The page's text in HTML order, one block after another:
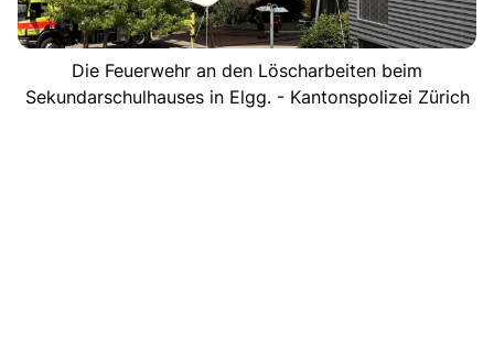
Die Feuerwehr an den Löscharbeiten beim
Sekundarschulhauses in Elgg. - Kantonspolizei Zürich